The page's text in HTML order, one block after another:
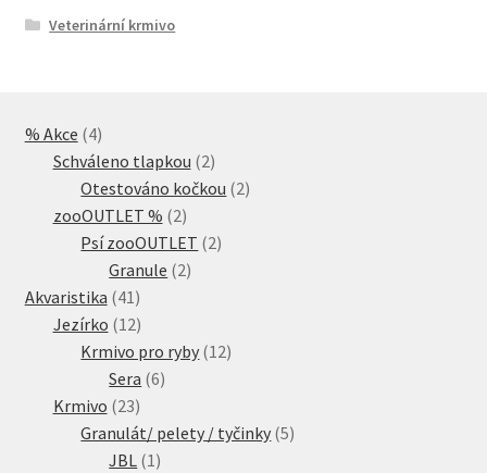
Veterinární krmivo
% Akce 44
produkty
Schváleno tlapkou 22
produkty
Otestováno kočkou 22
zooOUTLET % 22
produkty
Psí zooOUTLET 22
Granule 22
Akvaristika 41 41
produktů
Jezírko 1212
produktů
Krmivo pro ryby 1212
Sera 66
Krmivo 2323
produktů
Granulát/ pelety / tyčinky 55
JBL 1 1